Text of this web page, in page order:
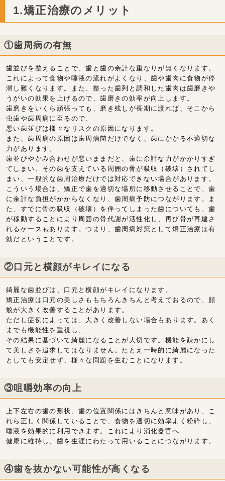
1.矯正治療のメリット
①歯周病の有無
歯並びを整えることで、歯と歯の余計な重なりが無くなります。
これによって食物や唾液の流れがよくなり、歯や歯肉に食物が停
滞し難くなります。また、整った歯列と調和した歯肉は歯磨きや
うがいの効果を上げるので、歯磨きの効率が向上します。
歯磨きをいくら頑張っても、磨き残しが長期に渡れば、そこから
虫歯や歯周病に至るので、
悪い歯並びは様々なリスクの原因になります。
また、歯周病の原因は歯周病菌だけでなく、歯にかかる不適切な
力があります。
歯並びやかみ合わせが悪いままだと、歯に余計な力がかかりすぎ
てしまい、その歯を支えている周囲の骨が吸収（破壊）されてし
まい、一般的な歯周治療だけでは対応できない場合があります。
こういう場合は、矯正で歯を適切な場所に移動させることで、歯
に余計な負担がかからなくなり、歯周病予防につながります。ま
た、すでに骨の吸収（破壊）を伴ってしまった歯についても、歯
が移動することにより周囲の骨代謝が活性化し、再び骨が再建さ
れるケースもあります。つまり、歯周病対策として矯正治療は有
効だということです。
②口元と横顔がキレイになる
綺麗な歯並びは、口元と横顔がキレイになります。
矯正治療は口元の美しさももちろんきちんと考えておるので、顔
貌が大きく改善することがあります。
ただし症例によっては、大きく改善しない場合もあります。あく
までも機能性を重視し、
その結果に基づいて綺麗になることが大切です。機能を疎かにし
て美しさを追求してはなりません。たとえ一時的に綺麗になった
としても安定せず、様々な問題を生むことになります。
③咀嚼効率の向上
上下左右の歯の形状、歯の位置関係にはきちんと意味があり、こ
れら正しく関係していることで、食物を適切に効率よく粉砕し、
唾液を効果的に利用できます。これにより消化器官へ
健康に維持し、歯を生涯にわたって用いることにつながります。
④歯を抜かない可能性が高くなる